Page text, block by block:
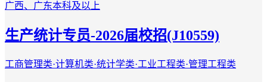
广西、广东本科及以上
生产统计专员-2026届校招(J10559)
工商管理类·计算机类·统计学类·工业工程类·管理工程类